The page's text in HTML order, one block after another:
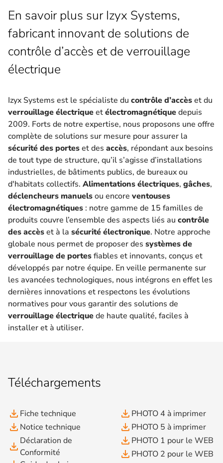
En savoir plus sur Izyx Systems,
fabricant innovant de solutions de
contrôle d’accès et de verrouillage
électrique
Izyx Systems est le spécialiste du contrôle d’accèset du
verrouillage électriqueetélectromagnétiquedepuis
2009. Forts de notre expertise, nous proposons une offre
complète de solutions sur mesure pour assurer la
sécurité des porteset des accès, répondant aux besoins
de tout type de structure, qu’il s’agisse d’installations
industrielles, de bâtiments publics, de bureaux ou
d'habitats collectifs. Alimentations électriques, gâches,
déclencheurs manuelsou encore ventouses
électromagnétiques : notre gamme de 15 familles de
produits couvre l’ensemble des aspects liés au contrôle
des accèset à la sécurité électronique. Notre approche
globale nous permet de proposer des systèmes de
verrouillage de portesfiables et innovants, conçus et
développés par notre équipe. En veille permanente sur
les avancées technologiques, nous intégrons en effet les
dernières innovations et respectons les évolutions
normatives pour vous garantir des solutions de
verrouillage électriquede haute qualité, faciles à
installer et à utiliser.
Téléchargements
file_download Fiche technique
file_download Notice technique
file_download Déclaration de
Conformité
file_download PHOTO 4 à imprimer
file_download PHOTO 5 à imprimer
file_download PHOTO 1 pour le WEB
file_download PHOTO 2 pour le WEB